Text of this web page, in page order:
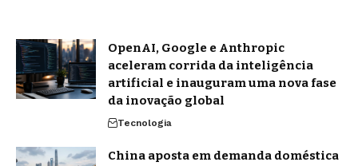
OpenAI, Google e Anthropic
aceleram corrida da inteligência
artificial e inauguram uma nova fase
da inovação global
Tecnologia
China aposta em demanda doméstica